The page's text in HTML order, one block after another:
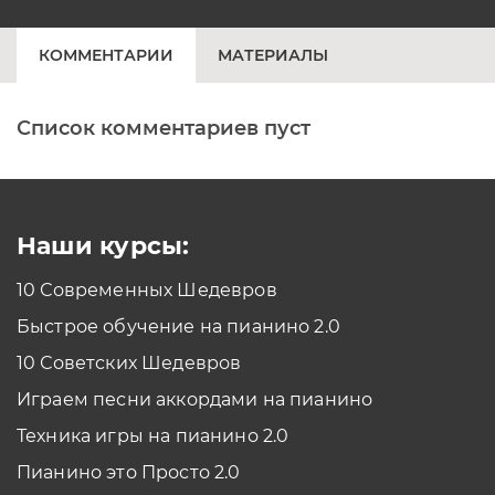
Печатная клавиатура
Как проходить задания в тренажерах с
помощью Планшета/телефона?
КОММЕНТАРИИ МАТЕРИАЛЫ
Список комментариев пуст
Наши курсы:
10 Современных Шедевров
Быстрое обучение на пианино 2.0
10 Советских Шедевров
Играем песни аккордами на пианино
Техника игры на пианино 2.0
Пианино это Просто 2.0